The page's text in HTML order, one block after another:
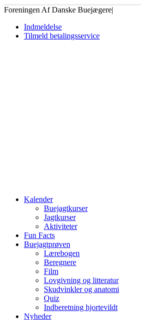
Foreningen Af Danske Buejægere|
Indmeldelse
Tilmeld betalingsservice
Kalender
Buejagtkurser
Jagtkurser
Aktiviteter
Fun Facts
Buejagtprøven
Lærebogen
Beregnere
Film
Lovgivning og litteratur
Skudvinkler og anatomi
Quiz
Indberetning hjortevildt
Nyheder